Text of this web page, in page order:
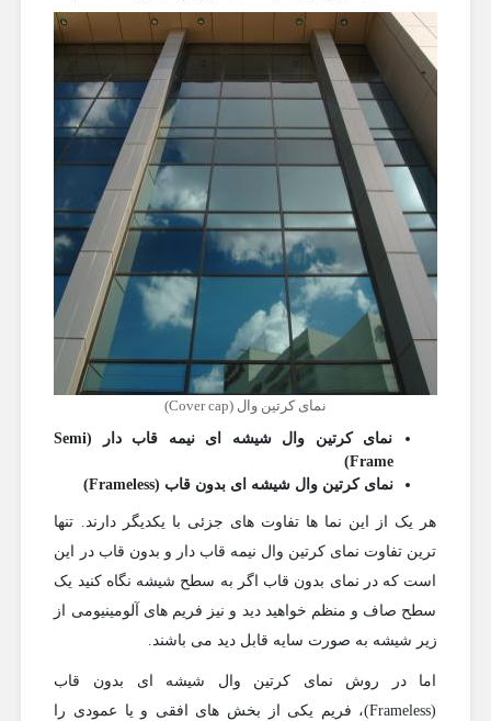
نمای کرتین وال (Cover cap)
نمای کرتین وال شیشه ای نیمه قاب دار (Semi
Frame)
نمای کرتین وال شیشه ای بدون قاب (Frameless)
هر یک از این نما ها تفاوت های جزئی با یکدیگر دارند. تنها
ترین تفاوت نمای کرتین وال نیمه قاب دار و بدون قاب در این
است که در نمای بدون قاب اگر به سطح شیشه نگاه کنید یک
سطح صاف و منظم خواهید دید و نیز فریم های آلومینیومی از
زیر شیشه به صورت سایه قابل دید می باشند.
اما در روش نمای کرتین وال شیشه ای بدون قاب
(Frameless)، فریم یکی از بخش های افقی و یا عمودی را